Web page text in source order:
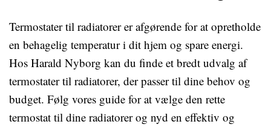
Termostater til radiatorer er afgørende for at opretholde
en behagelig temperatur i dit hjem og spare energi.
Hos Harald Nyborg kan du finde et bredt udvalg af
termostater til radiatorer, der passer til dine behov og
budget. Følg vores guide for at vælge den rette
termostat til dine radiatorer og nyd en effektiv og